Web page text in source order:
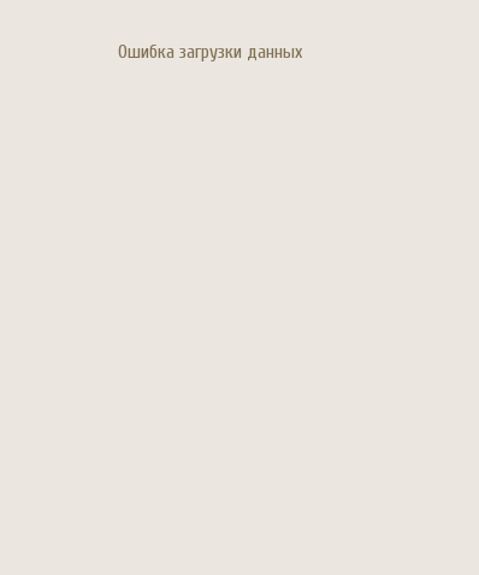
Ошибка загрузки данных